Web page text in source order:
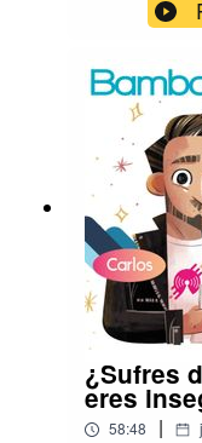
Nos
espirituales,
redención y
relaciones.
¿Sufres
eres
58:48 |